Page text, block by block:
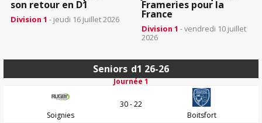
son retour en D1
Division 1 - jeudi 16 juillet 2026
Frameries pour la
France
Division 1 - vendredi 10 juillet
2026
Seniors d1 26-26
Journée 1
Soignies
30 - 22
Boitsfort